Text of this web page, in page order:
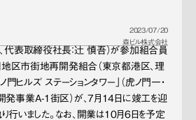
2023/07/20
森ビル株式会社
代表取締役社長：辻 慎吾）が参加組合員
地区市街地再開発組合（東京都港区、理
ヒルズ ステーションタワー」（虎ノ門一・
事業A-1街区）が、7月14日に竣工を迎
行いました。なお、開業は10月6日を予定